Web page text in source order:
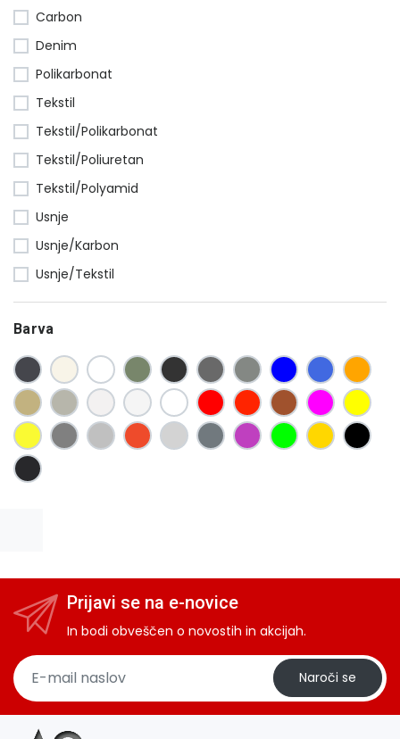
Carbon
Denim
Polikarbonat
Tekstil
Tekstil/Polikarbonat
Tekstil/Poliuretan
Tekstil/Polyamid
Usnje
Usnje/Karbon
Usnje/Tekstil
Barva
Prijavi se na e-novice
In bodi obveščen o novostih in akcijah.
Naroči se